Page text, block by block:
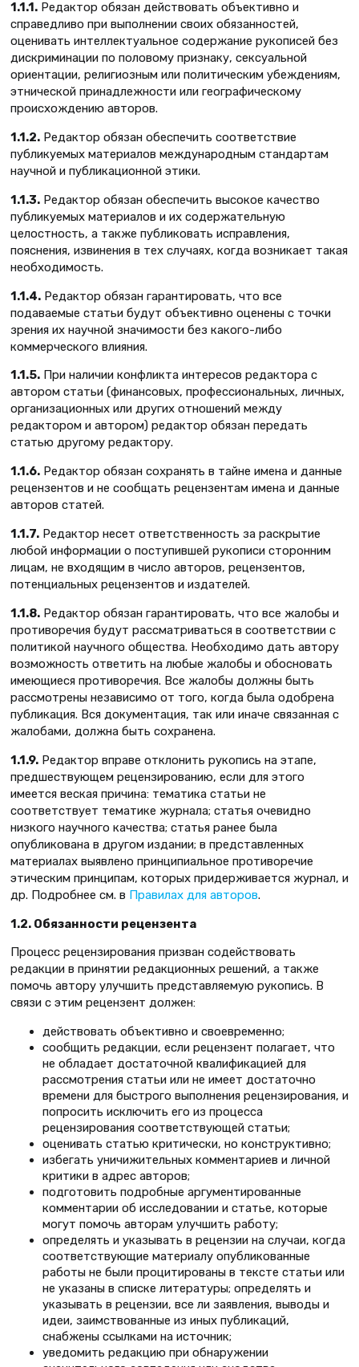
1.1.1. Редактор обязан действовать объективно и
справедливо при выполнении своих обязанностей,
оценивать интеллектуальное содержание рукописей без
дискриминации по половому признаку, сексуальной
ориентации, религиозным или политическим убеждениям,
этнической принадлежности или географическому
происхождению авторов.
1.1.2. Редактор обязан обеспечить соответствие
публикуемых материалов международным стандартам
научной и публикационной этики.
1.1.3. Редактор обязан обеспечить высокое качество
публикуемых материалов и их содержательную
целостность, а также публиковать исправления,
пояснения, извинения в тех случаях, когда возникает такая
необходимость.
1.1.4. Редактор обязан гарантировать, что все
подаваемые статьи будут объективно оценены с точки
зрения их научной значимости без какого-либо
коммерческого влияния.
1.1.5. При наличии конфликта интересов редактора с
автором статьи (финансовых, профессиональных, личных,
организационных или других отношений между
редактором и автором) редактор обязан передать
статью другому редактору.
1.1.6. Редактор обязан сохранять в тайне имена и данные
рецензентов и не сообщать рецензентам имена и данные
авторов статей.
1.1.7. Редактор несет ответственность за раскрытие
любой информации о поступившей рукописи сторонним
лицам, не входящим в число авторов, рецензентов,
потенциальных рецензентов и издателей.
1.1.8. Редактор обязан гарантировать, что все жалобы и
противоречия будут рассматриваться в соответствии с
политикой научного общества. Необходимо дать автору
возможность ответить на любые жалобы и обосновать
имеющиеся противоречия. Все жалобы должны быть
рассмотрены независимо от того, когда была одобрена
публикация. Вся документация, так или иначе связанная с
жалобами, должна быть сохранена.
1.1.9. Редактор вправе отклонить рукопись на этапе,
предшествующем рецензированию, если для этого
имеется веская причина: тематика статьи не
соответствует тематике журнала; статья очевидно
низкого научного качества; статья ранее была
опубликована в другом издании; в представленных
материалах выявлено принципиальное противоречие
этическим принципам, которых придерживается журнал, и
др. Подробнее см. в Правилах для авторов.
1.2. Обязанности рецензента
Процесс рецензирования призван содействовать
редакции в принятии редакционных решений, а также
помочь автору улучшить представляемую рукопись. В
связи с этим рецензент должен:
действовать объективно и своевременно;
сообщить редакции, если рецензент полагает, что
не обладает достаточной квалификацией для
рассмотрения статьи или не имеет достаточно
времени для быстрого выполнения рецензирования, и
попросить исключить его из процесса
рецензирования соответствующей статьи;
оценивать статью критически, но конструктивно;
избегать уничижительных комментариев и личной
критики в адрес авторов;
подготовить подробные аргументированные
комментарии об исследовании и статье, которые
могут помочь авторам улучшить работу;
определять и указывать в рецензии на случаи, когда
соответствующие материалу опубликованные
работы не были процитированы в тексте статьи или
не указаны в списке литературы; определять и
указывать в рецензии, все ли заявления, выводы и
идеи, заимствованные из иных публикаций,
снабжены ссылками на источник;
уведомить редакцию при обнаружении